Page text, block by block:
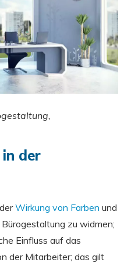
der
Wirkung von Farben und
zu widmen;
Einfluss auf das
der Mitarbeiter; das gilt